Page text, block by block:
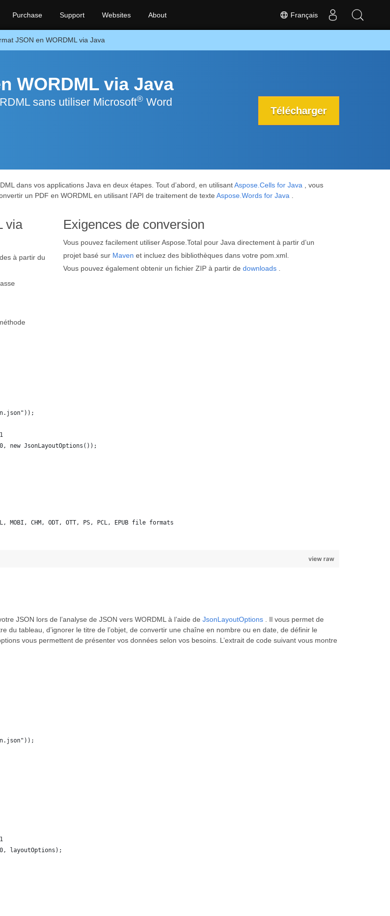
Français
Purchase Support Websites About
JSON en WORDML via Java
WORDML via Java
sans utiliser Microsoft® Word
Télécharger
dans vos applications Java en deux étapes. Tout d’abord, en utilisantAspose.Cells for Java , vous
un PDF en WORDML en utilisant l’API de traitement de texte Aspose.Words for Java
via
à partir du
Exigences de conversion
Vous pouvez facilement utiliser Aspose.Total pour Java directement à partir d’un
projet basé sur Maven et incluez des bibliothèques dans votre pom.xml.
Vous pouvez également obtenir un fichier ZIP à partir de downloads
JsonLayoutOptions());
MOBI, CHM, ODT, OTT, PS, PCL, EPUB file formats
view raw
JSON lors de l’analyse de JSON vers WORDML à l’aide de JsonLayoutOptions . Il vous permet de
du tableau, d’ignorer le titre de l’objet, de convertir une chaîne en nombre ou en date, de définir le
vous permettent de présenter vos données selon vos besoins. L’extrait de code suivant vous montre
layoutOptions);